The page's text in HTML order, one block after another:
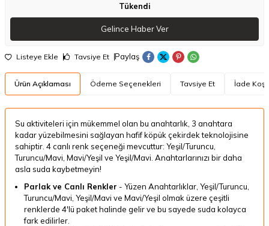
Tükendi
Gelince Haber Ver
Listeye Ekle Tavsiye Et Paylaş
Ürün Açıklaması Ödeme Seçenekleri Tavsiye Et İade
Su aktiviteleri için mükemmel olan bu anahtarlık, 3 anahtara
kadar yüzebilmesini sağlayan hafif köpük çekirdek teknolojisine
sahiptir. 4 canlı renk seçeneği mevcuttur: Yeşil/Turuncu,
Turuncu/Mavi, Mavi/Yeşil ve Yeşil/Mavi. Anahtarlarınızı bir daha
asla suda kaybetmeyin!
Parlak ve Canlı Renkler - Yüzen Anahtarlıklar, Yeşil/Turuncu,
Turuncu/Mavi, Yeşil/Mavi ve Mavi/Yeşil olmak üzere çeşitli
renklerde 4'lü paket halinde gelir ve bu sayede suda kolayca
fark edilirler.